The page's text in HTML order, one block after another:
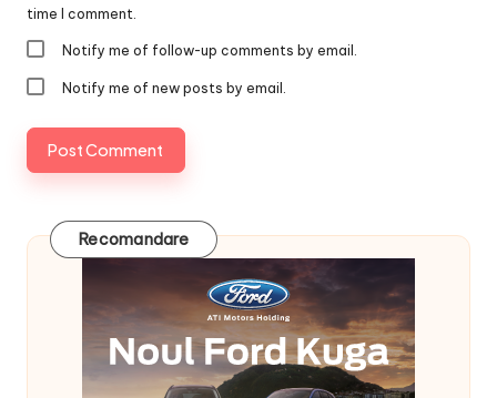
time I comment.
Notify me of follow-up comments by email.
Notify me of new posts by email.
Recomandare